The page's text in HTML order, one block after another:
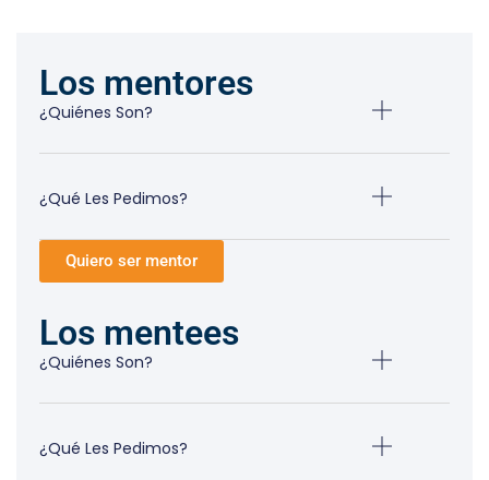
Los mentores
¿Quiénes Son?
¿Qué Les Pedimos?
Quiero ser mentor
Los mentees
¿Quiénes Son?
¿Qué Les Pedimos?